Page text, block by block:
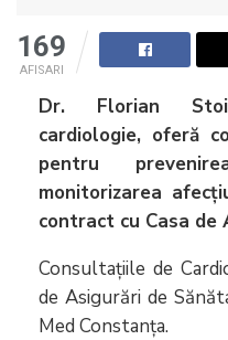
169
AFISARI
Dr. Florian
cardiologie, oferă
pentru
monitorizarea
contract cu Casa de
Consultațiile de
de Asigurări de
Med Constanța.